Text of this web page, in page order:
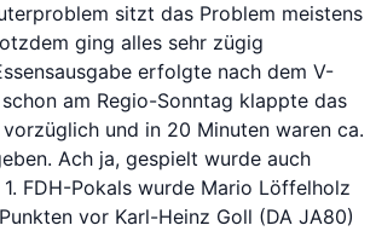
sitzt das Problem meistens
ging alles sehr zügig
erfolgte nach dem V-
am Regio-Sonntag klappte das
und in 20 Minuten waren ca.
Ach ja, gespielt wurde auch
FDH-Pokals wurde Mario Löffelholz
vor Karl-Heinz Goll (DA JA80)